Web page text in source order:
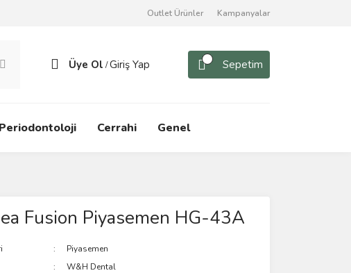
Outlet Ürünler Kampanyalar
Üye Ol /Giriş Yap Sepetim
Periodontoloji Cerrahi Genel
Fusion Piyasemen HG-43A
Piyasemen
W&H Dental